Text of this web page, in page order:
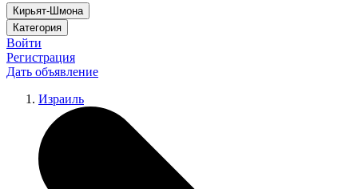
Кирьят-Шмона
Категория
Войти
Регистрация
Дать объявление
Израиль